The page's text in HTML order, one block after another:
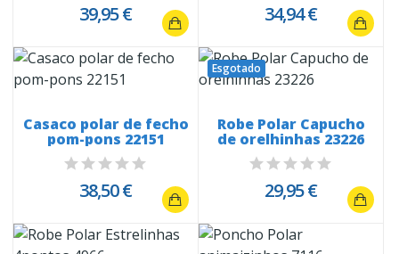
39,95 € 34,94 €
Casaco polar de fecho
pom-pons 22151
38,50 €
Esgotado
Robe Polar Capucho
de orelhinhas 23226
29,95 €